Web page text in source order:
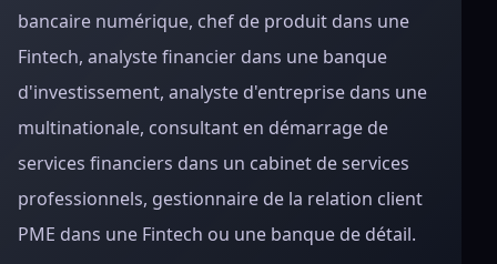
bancaire numérique, chef de produit dans une
Fintech, analyste financier dans une banque
d'investissement, analyste d'entreprise dans une
multinationale, consultant en démarrage de
services financiers dans un cabinet de services
professionnels, gestionnaire de la relation client
PME dans une Fintech ou une banque de détail.